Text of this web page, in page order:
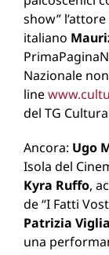
show” l’attore
italiano
Nazionale
line
del TG
Ancora: Ugo
Isola del
Kyra Ruffo,
de “I Fatti
Patrizia
una